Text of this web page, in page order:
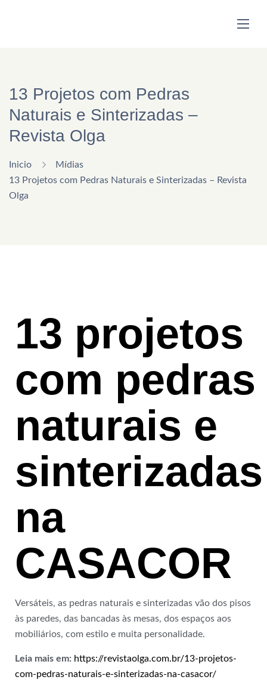
13 Projetos com Pedras
Naturais e Sinterizadas –
Revista Olga
Inicio
Mídias
13 Projetos com Pedras Naturais e Sinterizadas – Revista
Olga
13 projetos
com pedras
naturais e
sinterizadas
na
CASACOR
Versáteis, as pedras naturais e sinterizadas vão dos pisos
às paredes, das bancadas às mesas, dos espaços aos
mobiliários, com estilo e muita personalidade.
Leia mais em: https://revistaolga.com.br/13-projetos-
com-pedras-naturais-e-sinterizadas-na-casacor/